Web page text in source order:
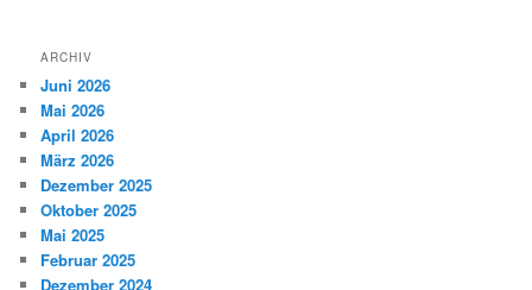
ARCHIV
Juni 2026
Mai 2026
April 2026
März 2026
Dezember 2025
Oktober 2025
Mai 2025
Februar 2025
Dezember 2024